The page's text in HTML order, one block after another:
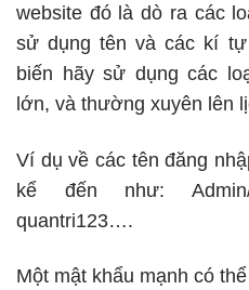
website đó là dò ra các
sử dụng tên và các kí
biến hãy sử dụng các
lớn, và thường xuyên lên
Ví dụ về các tên đăng
kể đến như: Admin/
quantri123….
Một mật khẩu mạnh có